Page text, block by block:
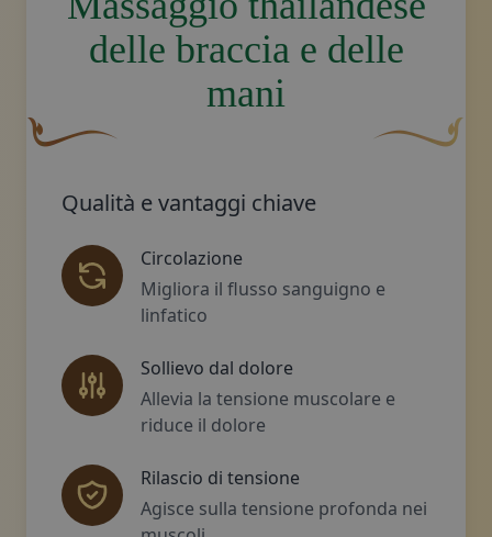
delle braccia e delle
mani
Qualità e vantaggi chiave
Circolazione
Migliora il flusso sanguigno e
linfatico
Sollievo dal dolore
Allevia la tensione muscolare e
riduce il dolore
Rilascio di tensione
Agisce sulla tensione profonda nei